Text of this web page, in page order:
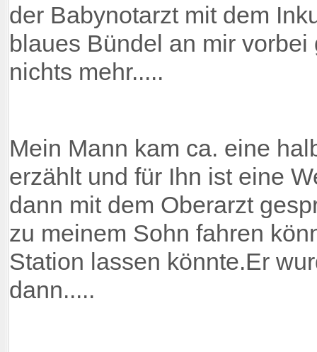
der Babynotarzt mit dem
blaues Bündel an mir
nichts mehr.....
Mein Mann kam ca. eine
erzählt und für Ihn ist eine
dann mit dem Oberarzt
zu meinem Sohn fahren
Station lassen könnte.Er
dann.....